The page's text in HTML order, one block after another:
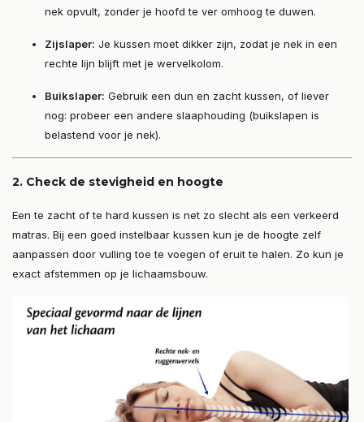
nek opvult, zonder je hoofd te ver omhoog te duwen.
Zijslaper: Je kussen moet dikker zijn, zodat je nek in een
rechte lijn blijft met je wervelkolom.
Buikslaper: Gebruik een dun en zacht kussen, of liever
nog: probeer een andere slaaphouding (buikslapen is
belastend voor je nek).
2. Check de stevigheid en hoogte
Een te zacht of te hard kussen is net zo slecht als een verkeerd
matras. Bij een goed instelbaar kussen kun je de hoogte zelf
aanpassen door vulling toe te voegen of eruit te halen. Zo kun je
exact afstemmen op je lichaamsbouw.